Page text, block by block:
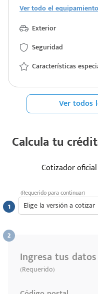
Ver todo el
Exterior
Seguridad
Características
Ver todos
Calcula tu
Cotizador
Elige la versión a cotizar
(Requerido para continuar)
Ingresa tus datos
(Requerido)